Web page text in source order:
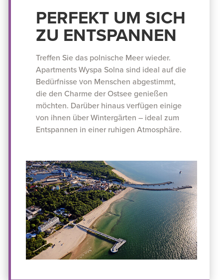
PERFEKT UM SICH
ZU ENTSPANNEN
Treffen Sie das polnische Meer wieder.
Apartments Wyspa Solna sind ideal auf die
Bedürfnisse von Menschen abgestimmt,
die den Charme der Ostsee genießen
möchten. Darüber hinaus verfügen einige
von ihnen über Wintergärten – ideal zum
Entspannen in einer ruhigen Atmosphäre.